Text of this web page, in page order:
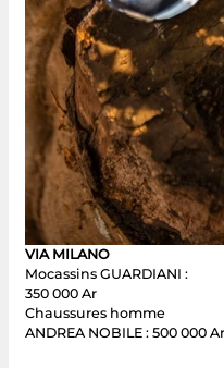
VIA MILANO
Mocassins GUARDIANI :
350 000 Ar
Chaussures homme
ANDREA NOBILE : 500 000 Ar